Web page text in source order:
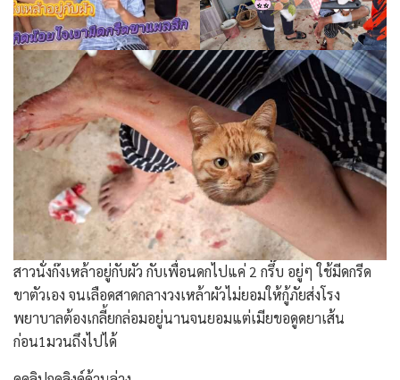
สาวนั่งก๊งเหล้าอยู่กับผัว กับเพื่อนดกไปแค่ 2 กรึ๊บ อยู่ๆ ใช้มีดกรีด
ขาตัวเอง จนเลือดสาดกลางวงเหล้าผัวไม่ยอมให้กู้ภัยส่งโรง
พยาบาลต้องเกลี้ยกล่อมอยู่นานจนยอมแต่เมียขอดูดยาเส้น
ก่อน1มวนถึงไปได้